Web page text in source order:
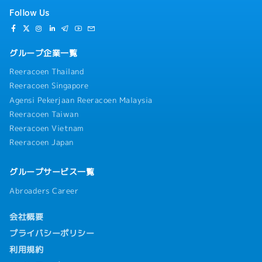
Follow Us
グループ企業一覧
Reeracoen Thailand
Reeracoen Singapore
Agensi Pekerjaan Reeracoen Malaysia
Reeracoen Taiwan
Reeracoen Vietnam
Reeracoen Japan
グループサービス一覧
Abroaders Career
会社概要
プライバシーポリシー
利用規約